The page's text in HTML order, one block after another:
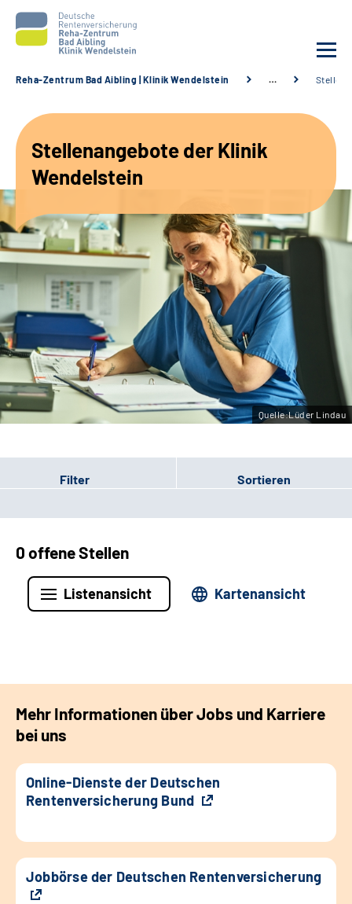
Unsere Angebote
Karriere
Sozialdienste & Zuweisende
Suche
Leichte Sprache
Gebärdensprache
Reha-Zentrum Bad Aibling | Klinik Wendelstein …
Stellenangebote der Klinik
Wendelstein
Quelle:Lüder Lindau
Filter Sortieren
0 offene Stellen
Listenansicht Kartenansicht
Mehr Informationen über Jobs und Karriere
bei uns
Online-Dienste der Deutschen
Rentenversicherung Bund
Jobbörse der Deutschen Rentenversicherung